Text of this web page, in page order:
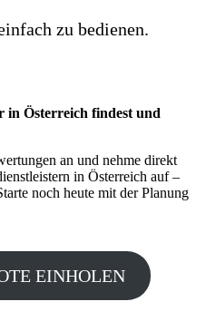
zu bedienen.
in Österreich findest und
an und nehme direkt
in Österreich auf –
noch heute mit der Planung
EINHOLEN